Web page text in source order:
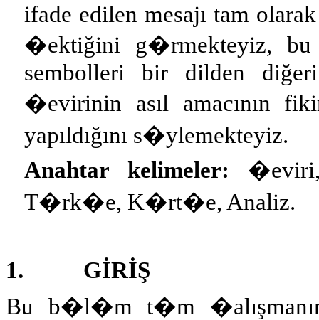
ifade edilen mesajı tam
�ektiğini g�rmekteyiz, bu
sembolleri bir dilden
�evirinin asıl amacının
yapıldığını s�ylemekteyiz.
Anahtar kelimeler:
T�rk�e, K�rt�e, Analiz.
1.
GİRİŞ
Bu b�l�m t�m